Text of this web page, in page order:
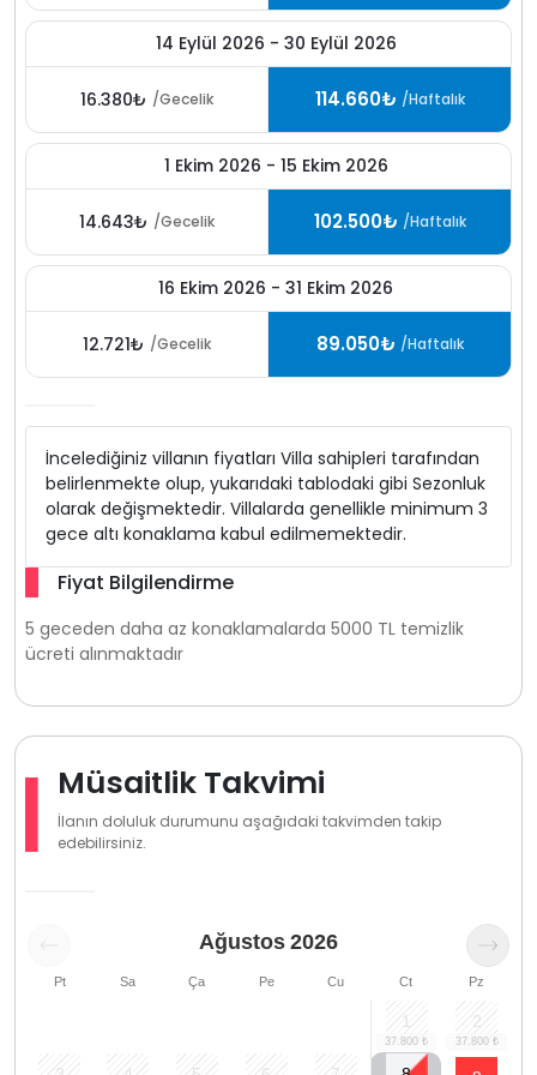
14 Eylül 2026 - 30 Eylül 2026
16.380₺ /Gecelik 114.660₺ /Haftalık
1 Ekim 2026 - 15 Ekim 2026
14.643₺ /Gecelik 102.500₺ /Haftalık
16 Ekim 2026 - 31 Ekim 2026
12.721₺ /Gecelik 89.050₺ /Haftalık
İncelediğiniz villanın fiyatları Villa sahipleri tarafından
belirlenmekte olup, yukarıdaki tablodaki gibi Sezonluk
olarak değişmektedir. Villalarda genellikle minimum 3
gece altı konaklama kabul edilmemektedir.
Fiyat Bilgilendirme
5 geceden daha az konaklamalarda 5000 TL temizlik
ücreti alınmaktadır
Müsaitlik Takvimi
İlanın doluluk durumunu aşağıdaki takvimden takip
edebilirsiniz.
Ağustos 2026
Pt Sa Ça Pe Cu Ct Pz
1 2